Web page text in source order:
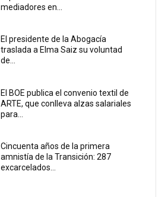
mediadores en...
El presidente de la Abogacía
traslada a Elma Saiz su voluntad
de...
El BOE publica el convenio textil de
ARTE, que conlleva alzas salariales
para...
Cincuenta años de la primera
amnistía de la Transición: 287
excarcelados...